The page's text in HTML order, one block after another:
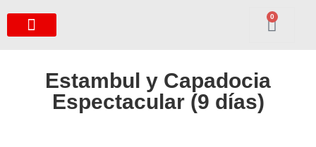
0
Estambul y Capadocia
Espectacular (9 días)